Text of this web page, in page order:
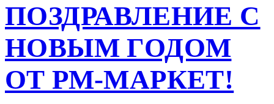
сейчас.
Но
только
и
только
Штатах.
ПОЗДРАВЛЕНИЕ С
НОВЫМ ГОДОМ
ОТ РМ-МАРКЕТ!